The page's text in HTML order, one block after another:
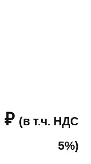
₽ (в т.ч. НДС
5%)